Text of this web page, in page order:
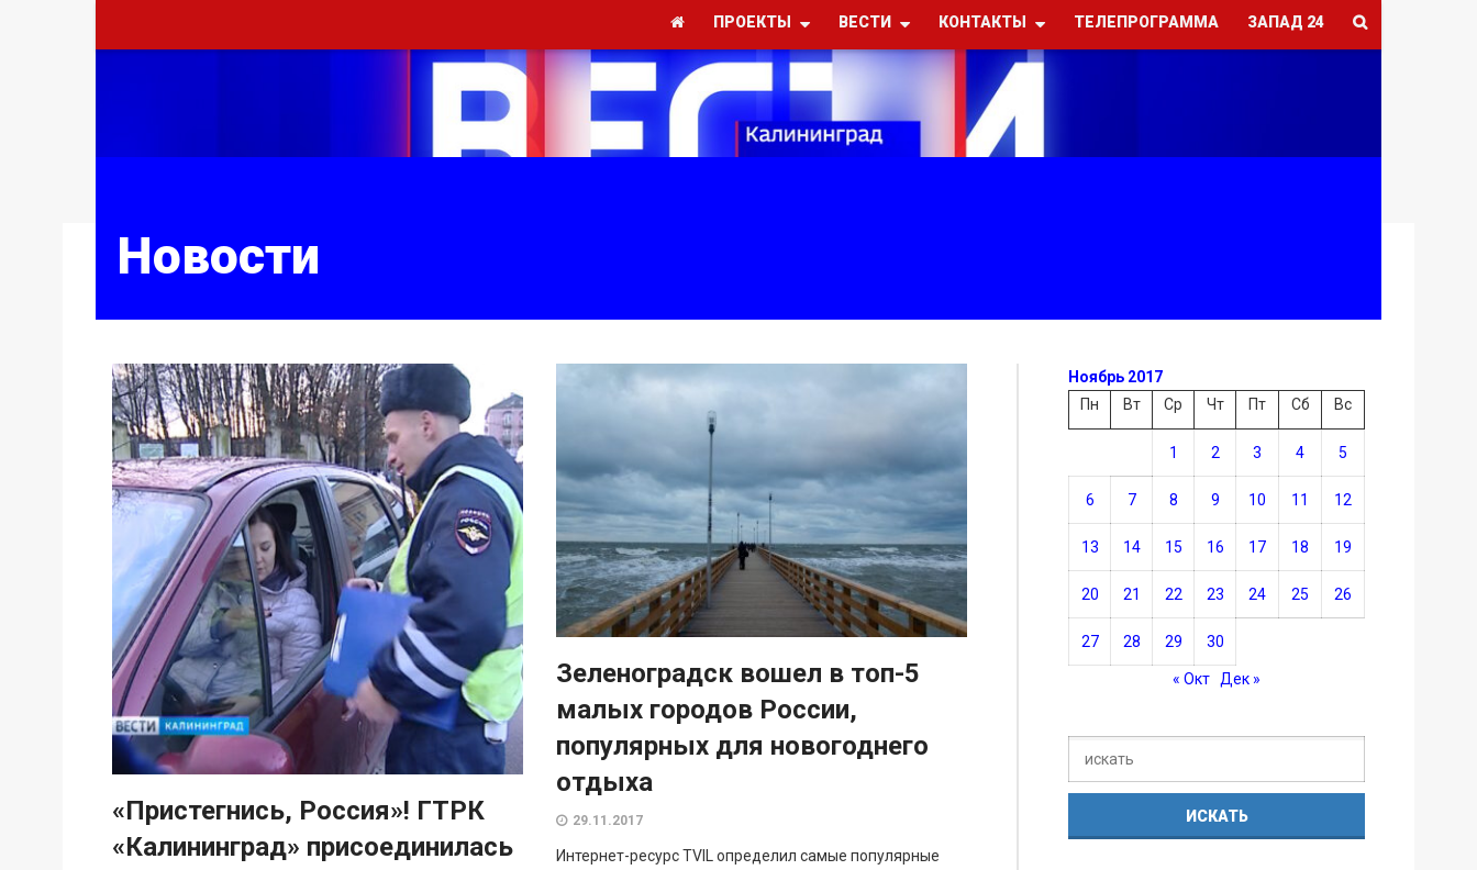
ПРОЕКТЫ ВЕСТИ КОНТАКТЫ ТЕЛЕПРОГРАММА ЗАПАД 24
Новости
«Пристегнись, Россия»! ГТРК
«Калининград» присоединилась
Зеленоградск вошел в топ-5
малых городов России,
популярных для новогоднего
отдыха
29.11.2017
Интернет-ресурс TVIL определил самые популярные
Ноябрь 2017
Пн
Вт Ср Чт Пт Сб Вс
1 2 3 4 5
6 7 8 9 10 11 12
13 14 15 16 17 18 19
20 21 22 23 24 25 26
27 28 29 30
« Окт Дек »